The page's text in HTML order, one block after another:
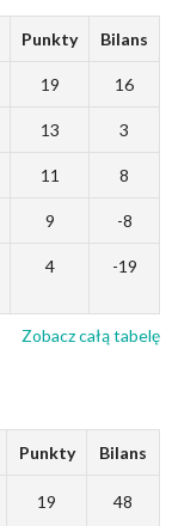
Punkty Bilans
19 16
13 3
11 8
9 -8
4 -19
Zobacz całą tabelę
Punkty Bilans
19 48